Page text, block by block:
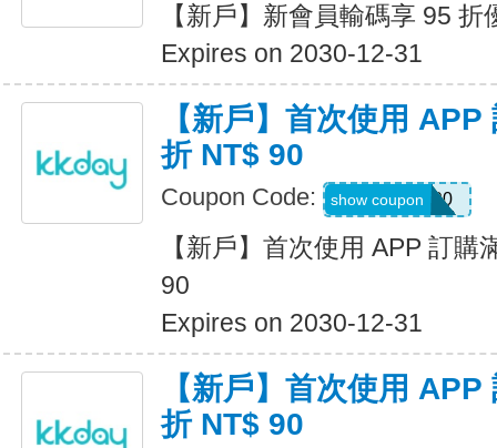
【新戶】新會員輸碼享 95 折
Expires on 2030-12-31
【新戶】首次使用
折 NT$ 90
Coupon Code: APP90
show coupon
【新戶】首次使用 APP 訂購
90
Expires on 2030-12-31
【新戶】首次使用
折 NT$ 90